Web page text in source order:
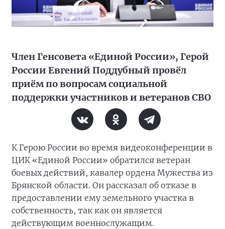
Член Генсовета «Единой России», Герой
России Евгений Поддубный провёл
приём по вопросам социальной
поддержки участников и ветеранов СВО
К Герою России во время видеоконференции в
ЦИК «Единой России» обратился ветеран
боевых действий, кавалер ордена Мужества из
Брянской области. Он рассказал об отказе в
предоставлении ему земельного участка в
собственность, так как он является
действующим военнослужащим.